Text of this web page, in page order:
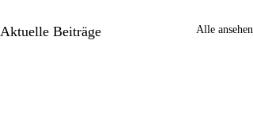
Aktuelle Beiträge Alle ansehen